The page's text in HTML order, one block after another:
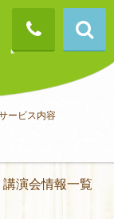
ービス内容
講演会情報一覧